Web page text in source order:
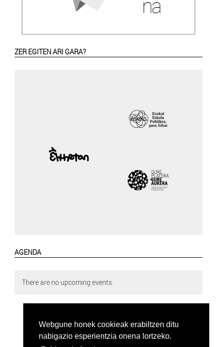
Webgune honek cookieak erabiltzen ditu
nabigazio esperientzia onena lortzeko.
ZER EGITEN ARI GARA?
AGENDA
There are no upcoming events.